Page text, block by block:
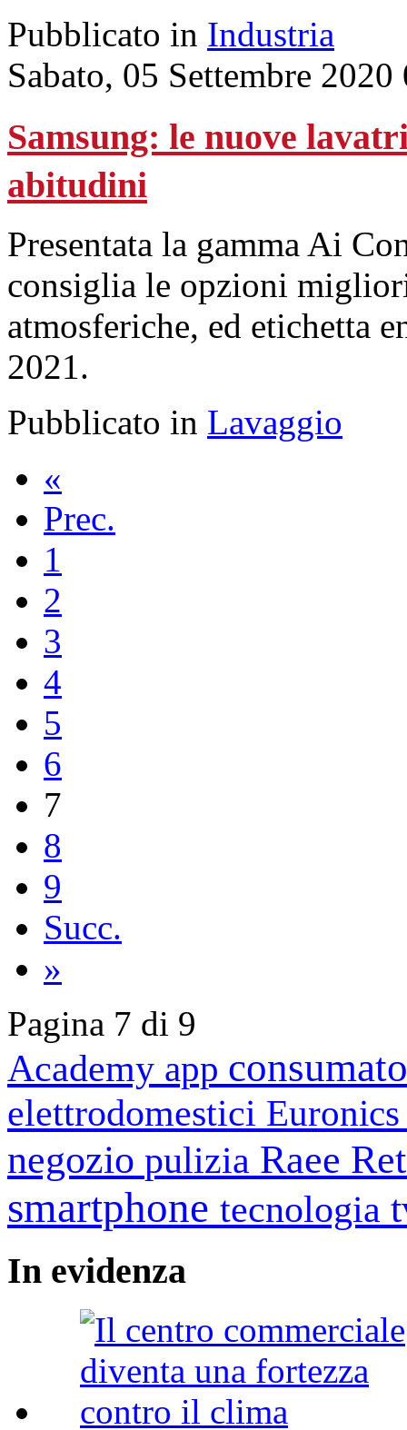
Pubblicato in Industria
Sabato, 05 Settembre 2020
Samsung: le nuove
abitudini
Presentata la gamma Ai
consiglia le opzioni
atmosferiche, ed etichetta
2021.
Pubblicato in Lavaggio
«
Prec.
1
2
3
4
5
6
7
8
9
Succ.
»
Pagina 7 di 9
Academy app
elettrodomestici
negozio pulizia Raee
smartphone tecnologia
In evidenza